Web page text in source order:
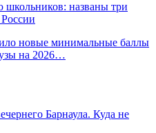
школьников: названы три
новые минимальные баллы
на 2026…
Барнаула. Куда не